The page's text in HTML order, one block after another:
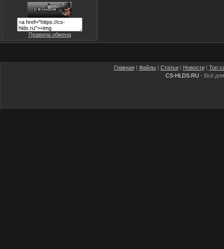
Правила обмена
Главная| Файлы | Статьи| Новости| Топ
CS-HLDS.RU - Всё